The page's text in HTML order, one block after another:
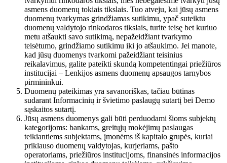
asmens duomenų tokiais tikslais. Tuo atveju, kai jūsų asmens
duomenų tvarkymas grindžiamas sutikimu, ypač suteiktu
duomenų valdytojo rinkodaros tikslais, turite teisę bet kuriuo
metu atšaukti savo sutikimą, nepažeidžiant tvarkymo
teisėtumo, grindžiamo sutikimu iki jo atšaukimo. Jei manote,
kad jūsų duomenys tvarkomi pažeidžiant teisinius
reikalavimus, galite pateikti skundą kompetentingai priežiūros
institucijai – Lenkijos asmens duomenų apsaugos tarnybos
pirmininkui.
Duomenų pateikimas yra savanoriškas, tačiau būtinas
sudarant Informacinių ir švietimo paslaugų sutartį bei Demo
sąskaitos sutartį.
Jūsų asmens duomenys gali būti perduodami šioms subjektų
kategorijoms: bankams, greitųjų mokėjimų paslaugas
teikiantiems subjektams, įmonėms iš kapitalo grupės, kuriai
priklauso duomenų valdytojas, kurjeriams, pašto
operatoriams, priežiūros institucijoms, finansinės informacijos